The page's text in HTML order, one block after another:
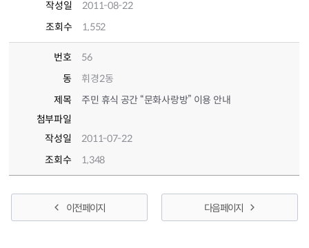
작성일
2011-08-22
조회수
1,552
번호
56
동
휘경2동
제목
주민 휴식 공간 “문화사랑방” 이용 안내
첨부파일
작성일
2011-07-22
조회수
1,348
이전 페이지 다음 페이지